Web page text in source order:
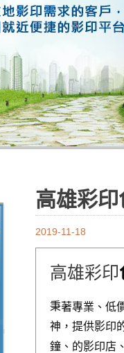
高雄彩
2019-11-18
高雄彩印
秉著專業、低
神，提供影印
鐘、 的影印店